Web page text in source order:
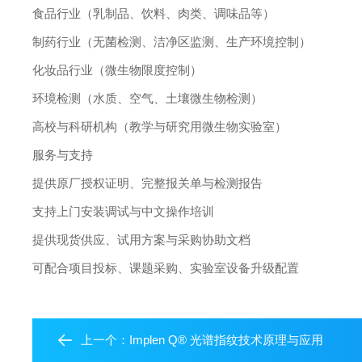
食品行业（乳制品、饮料、肉类、调味品等）
制药行业（无菌检测、洁净区监测、生产环境控制）
化妆品行业（微生物限度控制）
环境检测（水质、空气、土壤微生物检测）
高校与科研机构（教学与研究用微生物实验室）
服务与支持
提供原厂授权证明、完整报关单与检测报告
支持上门安装调试与中文操作培训
提供现货供应、试用方案与采购协助文档
可配合项目投标、课题采购、实验室设备升级配置
上一个： Implen Q® 光谱指纹技术原理与应用